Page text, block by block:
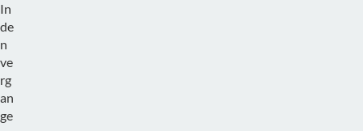
In
de
n
ve
rg
an
ge